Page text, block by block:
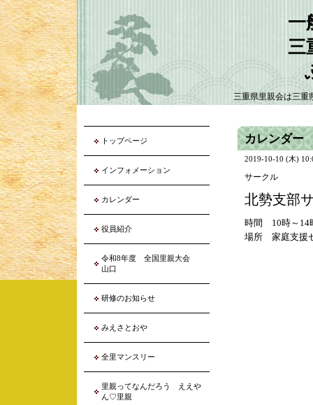
一
三
三重県里親会は三重
カレンダー
2019-10-10 (木)
サークル
北勢支部
時間 10時～14
場所 家庭支援
トップページ
インフォメーション
カレンダー
役員紹介
令和8年度 全国里親大会
山口
研修のお知らせ
みえさとおや
全里マンスリー
里親ってなんだろう ええや
ん♡里親